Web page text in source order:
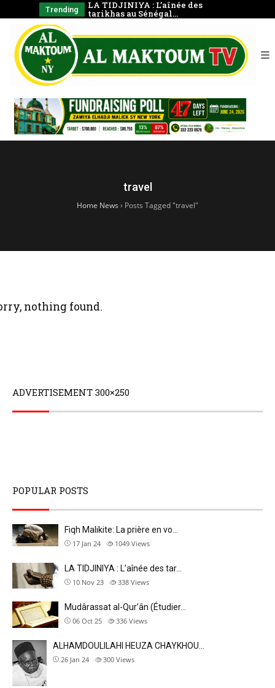
Trending
prière en LA TIDJINIYA : L’aînée des
tarikhas au Sénégal…
travel
Home News › Posts Tagged "travel"
nothing found.
ADVERTISEMENT 300×250
POPULAR POSTS
Fiqh Malikite: La prière en vo…
17 Jan 24 1049 Views
LA TIDJINIYA : L’aînée des tar…
10 Nov 23 338 Views
Mudârassat al-Qurʼân (Étudier…
06 Oct 25 336 Views
ALHAMDOULILAHI HEUZA CHAYKHOU…
26 Jan 24 300 Views